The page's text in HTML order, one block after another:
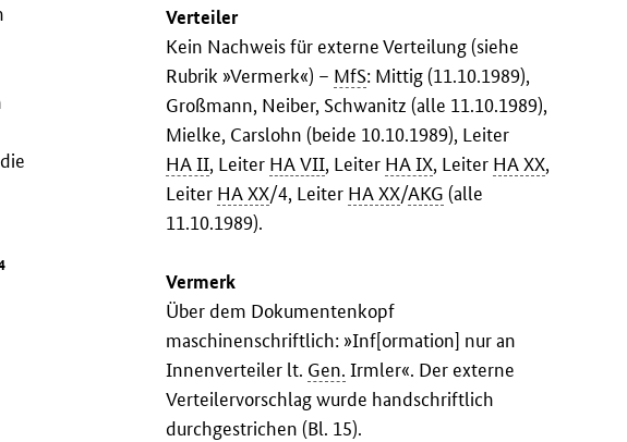
Verteiler
Kein Nachweis für externe Verteilung (siehe
Rubrik »Vermerk«) – MfS: Mittig (11.10.1989),
Großmann, Neiber, Schwanitz (alle 11.10.1989),
Mielke, Carslohn (beide 10.10.1989), Leiter
HA II, Leiter HA VII, Leiter HA IX, Leiter HA XX,
Leiter HA XX/4, Leiter HA XX/AKG (alle
11.10.1989).
Vermerk
Über dem Dokumentenkopf
maschinenschriftlich: »Inf[ormation] nur an
Innenverteiler lt. Gen. Irmler«. Der externe
Verteilervorschlag wurde handschriftlich
durchgestrichen (Bl. 15).